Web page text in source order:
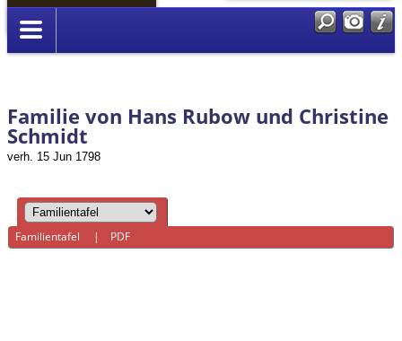
Anmelden
Familie von Hans Rubow und Christine
Schmidt
verh. 15 Jun 1798
Familientafel | PDF